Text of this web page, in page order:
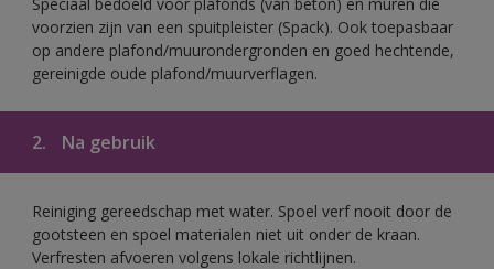
voorzien zijn van een spuitpleister (Spack). Ook toepasbaar
op andere plafond/muurondergronden en goed hechtende,
gereinigde oude plafond/muurverflagen.
2. Na gebruik
Reiniging gereedschap met water. Spoel verf nooit door de
gootsteen en spoel materialen niet uit onder de kraan.
Verfresten afvoeren volgens lokale richtlijnen.